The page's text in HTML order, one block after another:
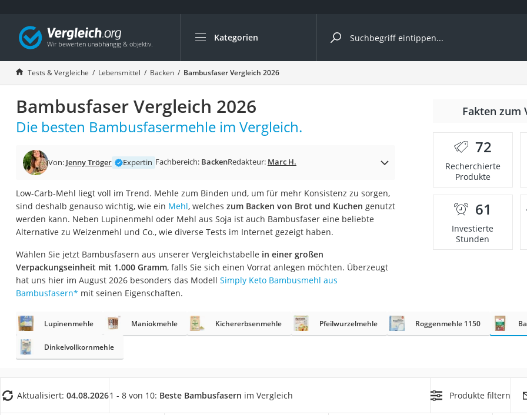
Kategorien
Die beliebtesten Vergleiche nach Kategorie
Lebensmittel
Schwarzkümmelöl
Knäckebrot
Schwarzkümmelöl-Kapseln
Eiklar
Balsamico-Essig
Schwarzkümmelöl bio
Sardinen
Honig
Gemüsebrühe
Grapefruitkernextrakt
Tests & Vergleiche Lebensmittel Backen Bambusfaser Vergleich 2026
Bambusfaser Vergleich 2026
Die besten Bambusfasermehle im Vergleich.
Von: Jenny Tröger Expertin Fachbereich: BackenRedakteur: Marc H.
Low-Carb-Mehl liegt voll im Trend. Mehle zum Binden und, um für mehr Konsistenz zu sorgen,
sind deshalb genauso wichtig, wie ein Mehl, welches zum Backen von Brot und Kuchen genutzt
werden kann. Neben Lupinenmehl oder Mehl aus Soja ist auch Bambusfaser eine beliebte
Alternative zu Weizenmehl und Co., wie diverse Tests im Internet gezeigt haben.
Wählen Sie jetzt Bambusfasern aus unserer Vergleichstabelle in einer großen
Verpackungseinheit mit 1.000 Gramm, falls Sie sich einen Vorrat anlegen möchten. Überzeugt
hat uns hier im August 2026 besonders das Modell Simply Keto Bambusmehl aus
Bambusfasern* mit seinen Eigenschaften.
Fakten zum
72
Recherchierte
Produkte
61
Investierte
Stunden
Lupinenmehle Maniokmehle Kichererbsenmehle Pfeilwurzelmehle Roggenmehle 1150
Dinkelvollkornmehle
Aktualisiert: 04.08.20261 - 8 von 10: Beste Bambusfasern im Vergleich Produkte filtern